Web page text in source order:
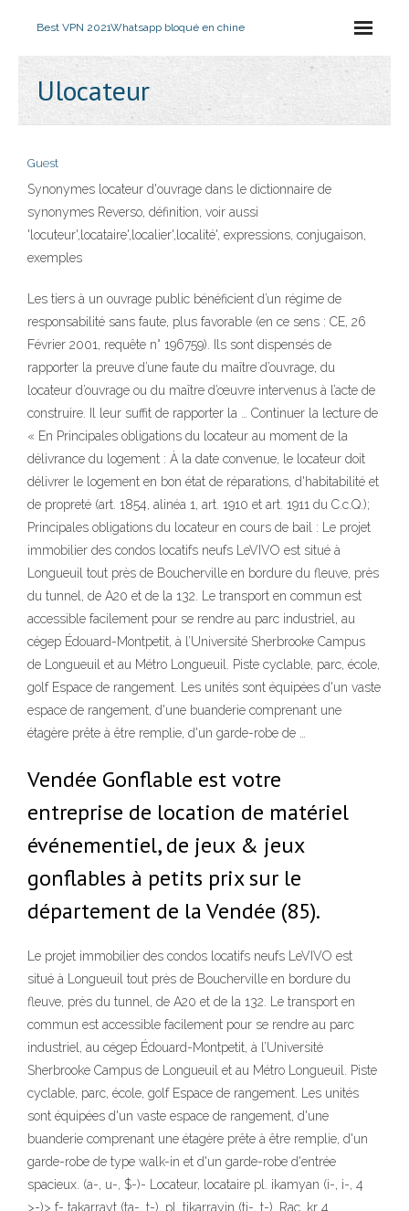
Best VPN 2021Whatsapp bloqué en chine
Ulocateur
Guest
Synonymes locateur d'ouvrage dans le dictionnaire de
synonymes Reverso, définition, voir aussi
'locuteur',locataire',localier',localité', expressions, conjugaison,
exemples
Les tiers à un ouvrage public bénéficient d’un régime de
responsabilité sans faute, plus favorable (en ce sens : CE, 26
Février 2001, requête n° 196759). Ils sont dispensés de
rapporter la preuve d’une faute du maître d’ouvrage, du
locateur d’ouvrage ou du maître d’œuvre intervenus à l’acte de
construire. Il leur suffit de rapporter la … Continuer la lecture de
« En Principales obligations du locateur au moment de la
délivrance du logement : À la date convenue, le locateur doit
délivrer le logement en bon état de réparations, d'habitabilité et
de propreté (art. 1854, alinéa 1, art. 1910 et art. 1911 du C.c.Q.);
Principales obligations du locateur en cours de bail : Le projet
immobilier des condos locatifs neufs LeVIVO est situé à
Longueuil tout près de Boucherville en bordure du fleuve, près
du tunnel, de A20 et de la 132. Le transport en commun est
accessible facilement pour se rendre au parc industriel, au
cégep Édouard-Montpetit, à l’Université Sherbrooke Campus
de Longueuil et au Métro Longueuil. Piste cyclable, parc, école,
golf Espace de rangement. Les unités sont équipées d'un vaste
espace de rangement, d'une buanderie comprenant une
étagère prête à être remplie, d'un garde-robe de …
Vendée Gonflable est votre
entreprise de location de matériel
événementiel, de jeux & jeux
gonflables à petits prix sur le
département de la Vendée (85).
Le projet immobilier des condos locatifs neufs LeVIVO est
situé à Longueuil tout près de Boucherville en bordure du
fleuve, près du tunnel, de A20 et de la 132. Le transport en
commun est accessible facilement pour se rendre au parc
industriel, au cégep Édouard-Montpetit, à l’Université
Sherbrooke Campus de Longueuil et au Métro Longueuil. Piste
cyclable, parc, école, golf Espace de rangement. Les unités
sont équipées d'un vaste espace de rangement, d'une
buanderie comprenant une étagère prête à être remplie, d'un
garde-robe de type walk-in et d'un garde-robe d'entrée
spacieux. (a-, u-, $-)- Locateur, locataire pl. ikamyan (i-, i-, 4
>-)> f- takarrayt (ta-, t-), pl. tikarrayin (ti-, t-). Rac. kr 4 .